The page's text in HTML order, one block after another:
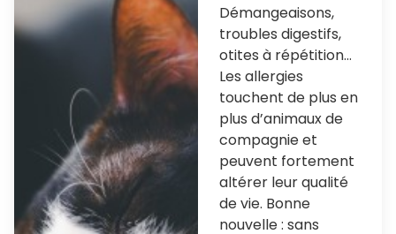
Démangeaisons,
troubles digestifs,
otites à répétition…
Les allergies
touchent de plus en
plus d’animaux de
compagnie et
peuvent fortement
altérer leur qualité
de vie. Bonne
nouvelle : sans